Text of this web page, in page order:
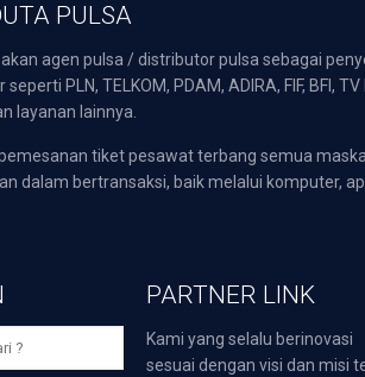
PULSA
agen pulsa / distributor pulsa sebagai
seperti PLN, TELKOM, PDAM, ADIRA, FIF,
layanan lainnya.
tiket pesawat terbang semua
dalam bertransaksi, baik melalui komputer,
PARTNER LINK
Kami yang selalu berinovasi
sesuai dengan visi dan misi